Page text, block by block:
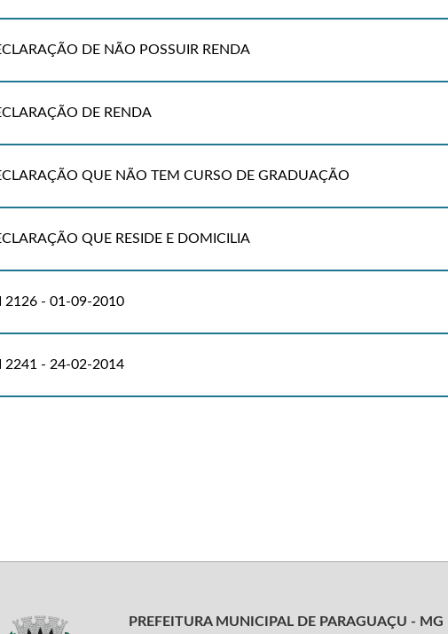
DE NÃO POSSUIR RENDA
DE RENDA
QUE NÃO TEM CURSO DE GRADUAÇÃO
QUE RESIDE E DOMICILIA
2126 - 01-09-2010
2241 - 24-02-2014
PREFEITURA MUNICIPAL DE PARAGUAÇU - MG